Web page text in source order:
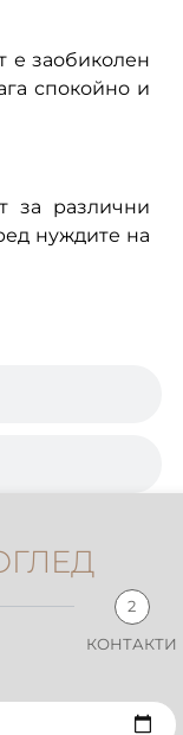
е заобиколен
спокойно и
за различни
нуждите на
КОНТАКТИ